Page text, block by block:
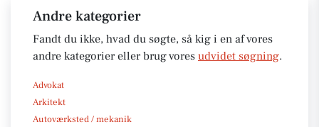
Andre kategorier
Fandt du ikke, hvad du søgte, så kig i en af vores
andre kategorier eller brug vores udvidet søgning.
Advokat
Arkitekt
Autoværksted / mekanik